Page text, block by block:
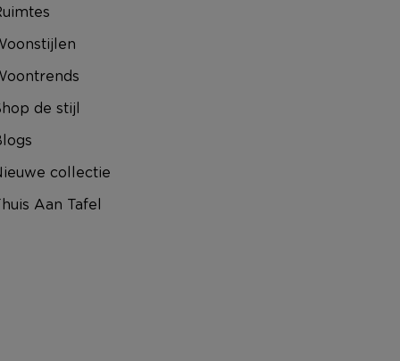
de stijl
collectie
Aan Tafel